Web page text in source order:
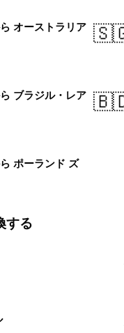
オーストラリア
ブラジル・レア
ポーランド ズ
する